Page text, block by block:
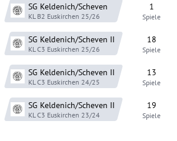
SG Keldenich/Scheven
KL B2 Euskirchen 25/26
1
Spiele
SG Keldenich/Scheven II
KL C3 Euskirchen 25/26
18
Spiele
SG Keldenich/Scheven II
KL C3 Euskirchen 24/25
13
Spiele
SG Keldenich/Scheven II
KL C3 Euskirchen 23/24
19
Spiele